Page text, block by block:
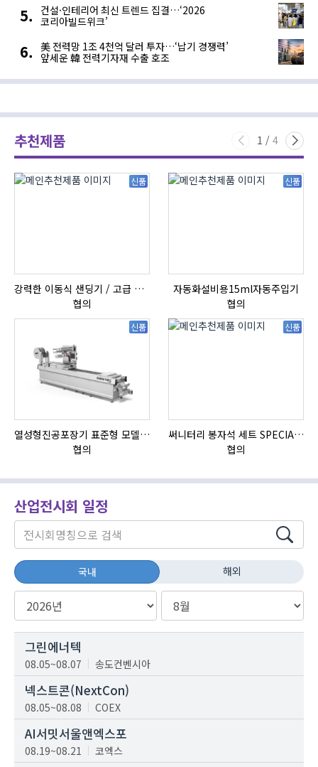
건설·인테리어 최신 트렌드 집결…‘2026
코리아빌드위크’
美 전력망 1조 4천억 달러 투자…‘납기 경쟁력’
앞세운 韓 전력기자재 수출 호조
추천제품 1 / 4
신품
강력한 이동식 샌딩기 / 고급 이태리 IBIX샌드블라스터
협의
신품
자동화설비용15ml자동주입기
협의
신품
열성형진공포장기 표준형 모델 OMNIVAC S-200
협의
신품
써니터리 봉자석 세트 SPECIAL , 봉자석 , 자석봉 , 호퍼용자석 , 전자석
협의
산업전시회 일정
국내 해외
그린에너텍
08.05~08.07 송도컨벤시아
넥스트콘(NextCon)
08.05~08.08 COEX
AI서밋서울앤엑스포
08.19~08.21 코엑스